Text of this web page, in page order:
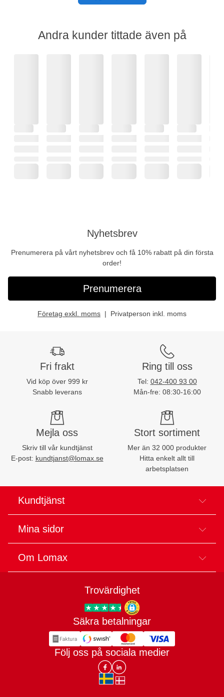
Andra kunder tittade även på
Nyhetsbrev
Prenumerera på vårt nyhetsbrev och få 10% rabatt på din första
order!
Prenumerera
Företag exkl. moms Privatperson inkl. moms
Fri frakt
Vid köp över 999 kr
Snabb leverans
Ring till oss
Tel: 042-400 93 00
Mån-fre: 08:30-16:00
Mejla oss
Skriv till vår kundtjänst
E-post: kundtjanst@lomax.se
Stort sortiment
Mer än 32 000 produkter
Hitta enkelt allt till
arbetsplatsen
Kundtjänst
Mina sidor
Om Lomax
Trovärdighet
Trygg E-handel
Säkra betalningar
Följ oss på sociala medier
Lomax DK Facebook
Lomax SE LinkIn
sv-SEda-DK